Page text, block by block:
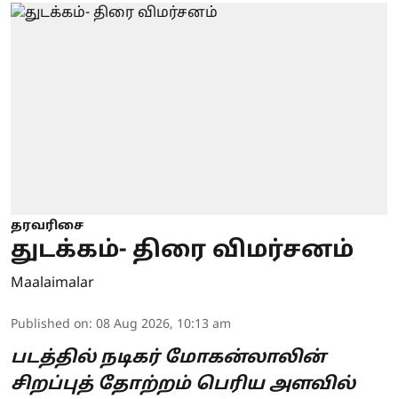
தரவரிசை
துடக்கம்- திரை விமர்சனம்
Maalaimalar
Published on: 08 Aug 2026, 10:13 am
படத்தில் நடிகர் மோகன்லாலின்
சிறப்புத் தோற்றம் பெரிய அளவில்